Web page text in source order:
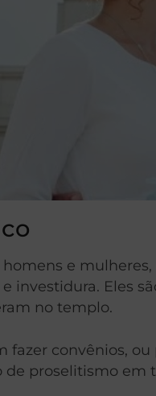
homens e
investidura. Eles
no templo.
fazer convênios,
de proselitismo em